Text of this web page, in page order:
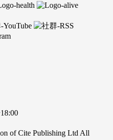
of Cite Publishing Ltd All